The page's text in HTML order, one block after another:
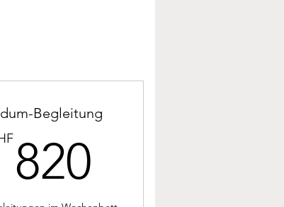
Begleitung
820